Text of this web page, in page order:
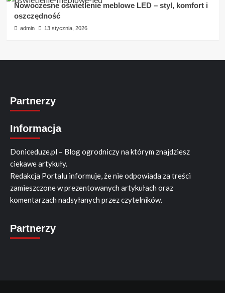
Nowoczesne oświetlenie meblowe LED – styl, komfort i
oszczędność
admin 13 stycznia, 2026
Partnerzy
Informacja
Doniceduze.pl – Blog ogrodniczy na którym znajdziesz
ciekawe artykuły.
Redakcja Portalu informuje, że nie odpowiada za treści
zamieszczone w prezentowanych artykułach oraz
komentarzach nadsyłanych przez czytelników.
Partnerzy